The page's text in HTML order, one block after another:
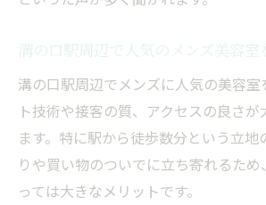
溝の口駅周辺で人気のメンズ美容室
溝の口駅周辺でメンズに人気の美容室
ト技術や接客の質、アクセスの良さが
ます。特に駅から徒歩数分という立地
りや買い物のついでに立ち寄れるため
っては大きなメリットです。